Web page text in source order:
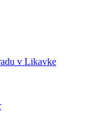
v Likavke